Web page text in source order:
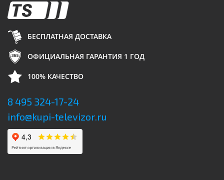
БЕСПЛАТНАЯ ДОСТАВКА
ОФИЦИАЛЬНАЯ ГАРАНТИЯ 1 ГОД
100% КАЧЕСТВО
8 495 324-17-24
info@kupi-televizor.ru